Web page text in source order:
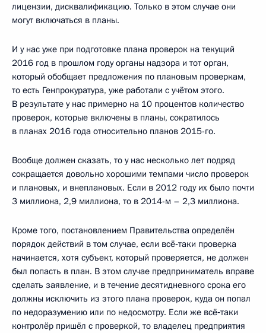
лицензии, дисквалификацию. Только в этом случае они
могут включаться в планы.
И у нас уже при подготовке плана проверок на текущий
2016 год в прошлом году органы надзора и тот орган,
который обобщает предложения по плановым проверкам,
то есть Генпрокуратура, уже работали с учётом этого.
В результате у нас примерно на 10 процентов количество
проверок, которые включены в планы, сократилось
в планах 2016 года относительно планов 2015-го.
Вообще должен сказать, то у нас несколько лет подряд
сокращается довольно хорошими темпами число проверок
и плановых, и внеплановых. Если в 2012 году их было почти
3 миллиона, 2,9 миллиона, то в 2014-м – 2,3 миллиона.
Кроме того, постановлением Правительства определён
порядок действий в том случае, если всё‑таки проверка
начинается, хотя субъект, который проверяется, не должен
был попасть в план. В этом случае предприниматель вправе
сделать заявление, и в течение десятидневного срока его
должны исключить из этого плана проверок, куда он попал
по недоразумению или по недосмотру. Если же всё‑таки
контролёр пришёл с проверкой, то владелец предприятия